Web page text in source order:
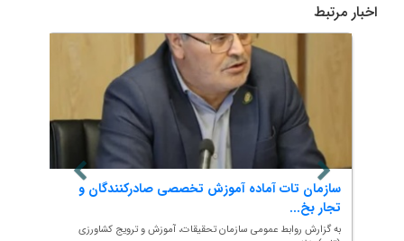
اخبار مرتبط
سازمان تات آماده آموزش تخصصی صادرکنندگان و
تجار بخ...
به گزارش روابط عمومی سازمان تحقیقات، آموزش و ترویج کشاورزی